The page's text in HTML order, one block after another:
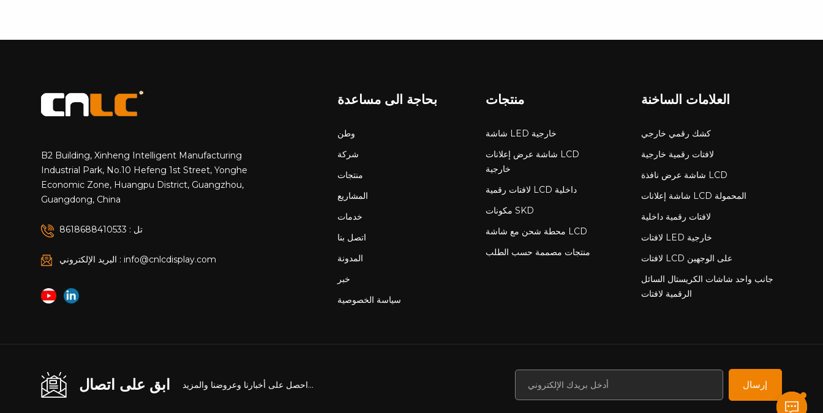
B2 Building, Xinheng Intelligent Manufacturing
Industrial Park, No.10 Hefeng 1st Street, Yonghe
Economic Zone, Huangpu District, Guangzhou,
Guangdong, China
تل : 8618688410533
البريد الإلكتروني : info@cnlcdisplay.com
بحاجة الى مساعدة
وطن
شركة
منتجات
المشاريع
خدمات
اتصل بنا
المدونة
خبر
سياسة الخصوصية
منتجات
شاشة LED خارجية
شاشة عرض إعلانات LCD
خارجية
لافتات رقمية LCD داخلية
مكونات SKD
محطة شحن مع شاشة LCD
منتجات مصممة حسب الطلب
العلامات الساخنة
كشك رقمي خارجي
لافتات رقمية خارجية
شاشة عرض نافذة LCD
شاشة إعلانات LCD المحمولة
لافتات رقمية داخلية
لافتات LED خارجية
لافتات LCD على الوجهين
جانب واحد شاشات الكريستال السائل
الرقمية لافتات
ابق على اتصال احصل على أخبارنا وعروضنا والمزيد... إرسال